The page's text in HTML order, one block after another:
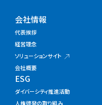
会社情報
代表挨拶
経営理念
ソリューションサイト
会社概要
ESG
ダイバーシティ推進活動
人権啓発の取り組み